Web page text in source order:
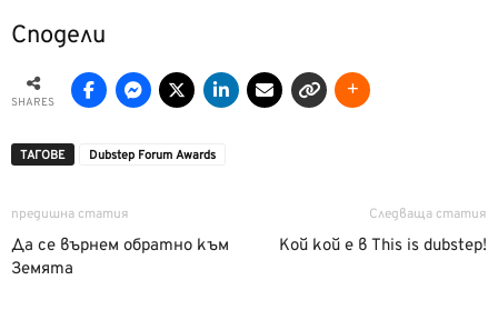
Сподели
SHARES
ТАГОВЕ Dubstep Forum Awards
предишна статия
Да се върнем обратно към
Земята
Следваща статия
Кой кой е в This is dubstep!